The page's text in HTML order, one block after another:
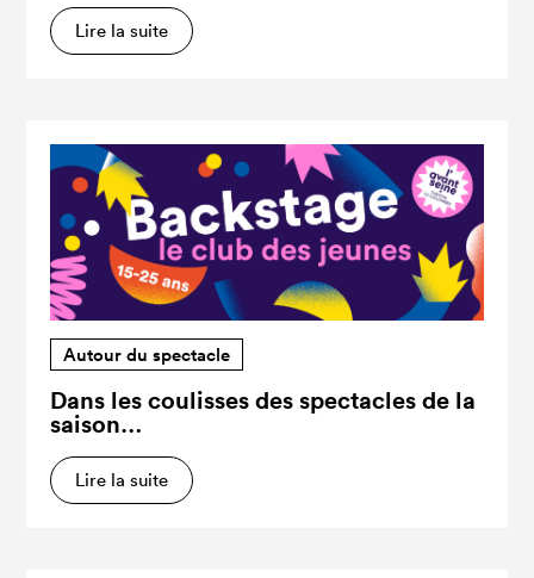
Lire la suite
Autour du spectacle
Dans les coulisses des spectacles de la
saison…
Lire la suite